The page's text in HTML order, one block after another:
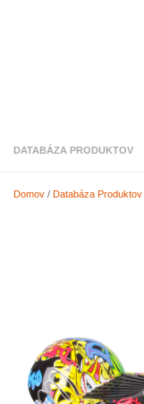
DATABÁZA PRODUKTOV
Domov / Databáza Produktov